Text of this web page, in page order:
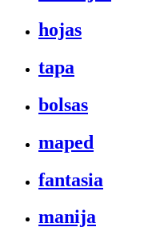
hojas
tapa
bolsas
maped
fantasia
manija